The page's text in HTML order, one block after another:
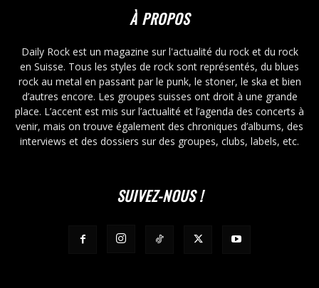
À PROPOS
Daily Rock est un magazine sur l'actualité du rock et du rock
en Suisse. Tous les styles de rock sont représentés, du blues
rock au metal en passant par le punk, le stoner, le ska et bien
d’autres encore. Les groupes suisses ont droit à une grande
place. L’accent est mis sur l’actualité et l’agenda des concerts à
venir, mais on trouve également des chroniques d’albums, des
interviews et des dossiers sur des groupes, clubs, labels, etc.
SUIVEZ-NOUS !